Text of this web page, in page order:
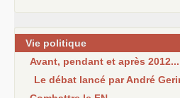
Vie politique
Avant, pendant et après 2012...
Le débat lancé par André